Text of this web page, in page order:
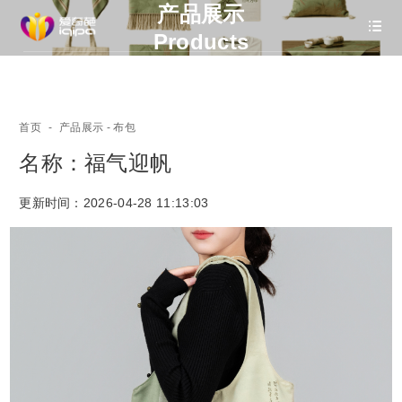
产品展示
Products
首页 - 产品展示 - 布包
名称：福气迎帆
更新时间： 2026-04-28 11:13:03